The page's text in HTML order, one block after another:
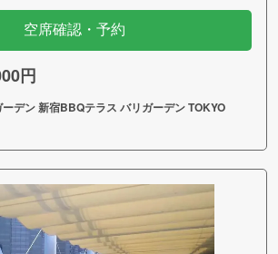
空席確認・予約
円
デン 新宿BBQテラス バリガーデン TOKYO